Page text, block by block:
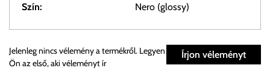
Szín:
Nero (glossy)
Személyes átvétel:
Írjon véleményt
Jelenleg nincs vélemény a termékről. Legyen
Ön az első, aki véleményt ír